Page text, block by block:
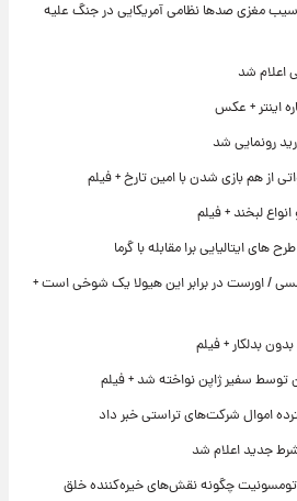
مغزی صدها نظامی آمریکایی در جنگ علیه
اعلام شد
اینتر + عکس
رونمایی شد
از هم بازی شدن با امین تارخ + فیلم
لبخند + فیلم
های ایتالیایی برا مقابله با گرما
/ اورست در برابر این هیولا یک شوخی است +
بدلکار + فیلم
توسط سفیر ژاپن نواخته شد + فیلم
اموال شرکت‌های تراستی خبر داد
جدید اعلام شد
چگونه نقش‌های خیره‌کننده خلق